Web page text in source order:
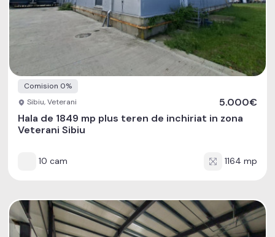
Comision 0%
Sibiu, Veterani
5.000€
Hala de 1849 mp plus teren de inchiriat in zona
Veterani Sibiu
10 cam 1164 mp